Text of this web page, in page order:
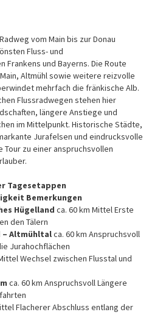
vom Main bis zur Donau
Fluss- und
Frankens und Bayerns. Die Route
Altmühl sowie weitere reizvolle
mehrfach die fränkische Alb.
Flussradwegen stehen hier
längere Anstiege und
im Mittelpunkt. Historische Städte,
Jurafelsen und eindrucksvolle
Tour zu einer anspruchsvollen
Tagesetappen
Bemerkungen
Hügelland ca. 60 km Mittel Erste
den Tälern
– Altmühltalca. 60 km Anspruchsvoll
Jurahochflächen
Wechsel zwischen Flusstal und
ca. 60 km Anspruchsvoll Längere
Flacherer Abschluss entlang der